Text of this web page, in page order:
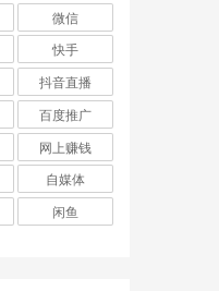
微信
快手
抖音直播
百度推广
网上赚钱
自媒体
闲鱼